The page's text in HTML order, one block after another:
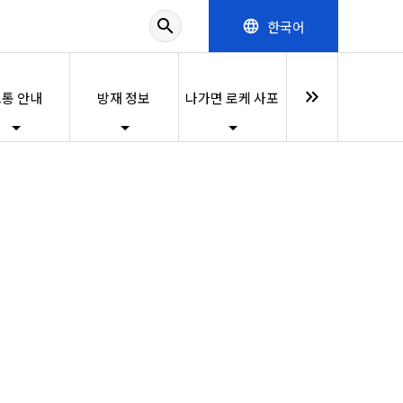
search language 한국어
안내 방재 정보 나가면 로케 사포 keyboard_double_arrow_right